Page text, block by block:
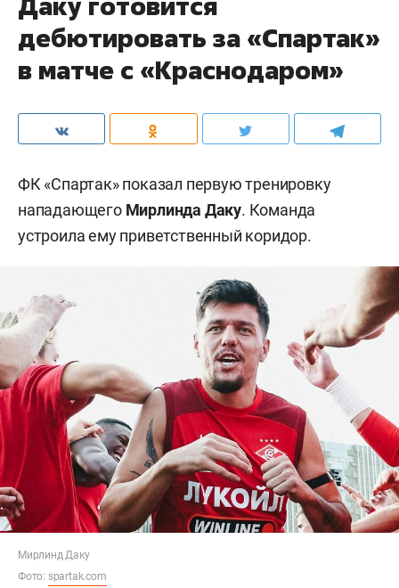
дебютировать за «Спартак»
в матче с «Краснодаром»
ФК «Спартак» показал первую тренировку
нападающего Мирлинда Даку. Команда
устроила ему приветственный коридор.
Мирлинд Даку
Фото: spartak.com